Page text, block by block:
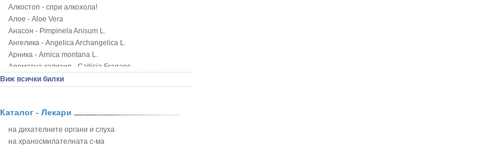
Алкостоп - спри алкохола!
Алое - Aloe Vera
Анасон - Pimpinela Anisum L.
Ангелика - Angelica Archangelica L.
Арника - Arnica montana L.
Ароматна кализия - Callisia Fragans
Арония - Sorbus melanocorpa
Блатен аир - Acorus calamus L.
Блатен тъжник - Spirea ulmaria L.
Блян
Виж всички билки
Каталог - Лекари
на дихателните органи и слуха
на храносмилателната с-ма